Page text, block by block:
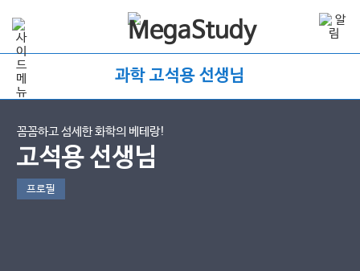
과학 고석용 선생님
꼼꼼하고 섬세한 화학의 베테랑!
고석용 선생님
프로필